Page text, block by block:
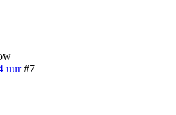
uur #7